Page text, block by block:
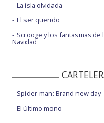
La isla olvidada
El ser querido
Scrooge y los fantasmas de
Navidad
Spider-man: Brand new day
El último mono